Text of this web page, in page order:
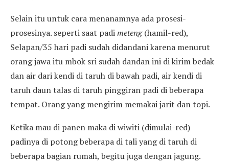
Selain itu untuk cara menanamnya ada prosesi-
prosesinya. seperti saat padimeteng(hamil-red),
Selapan/35 hari padi sudah didandani karena menurut
orang jawa itu mbok sri sudah dandan ini di kirim bedak
dan air dari kendi di taruh di bawah padi, air kendi di
taruh daun talas di taruh pinggiran padi di beberapa
tempat. Orang yang mengirim memakai jarit dan topi.
Ketika mau di panen maka di wiwiti (dimulai-red)
padinya di potong beberapa di tali yang di taruh di
beberapa bagian rumah, begitu juga dengan jagung.